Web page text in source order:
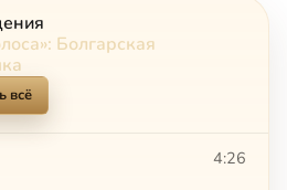
Болгарская
всё
4:26